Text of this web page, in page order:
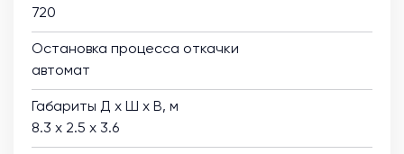
720
Остановка процесса откачки
автомат
Габариты Д х Ш х В, м
8.3 х 2.5 х 3.6